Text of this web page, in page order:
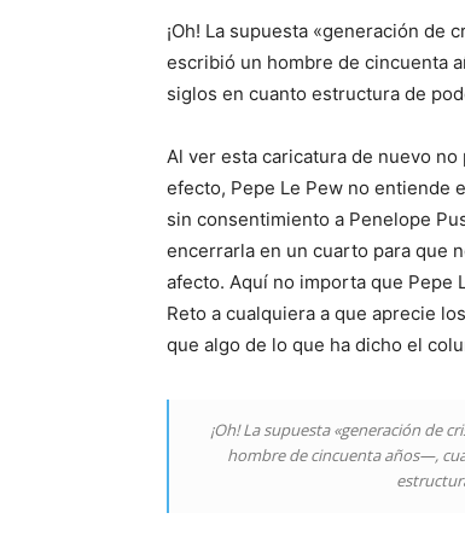
¡Oh! La supuesta «generación de
escribió un hombre de cincuenta
siglos en cuanto estructura de
Al ver esta caricatura de nuevo
efecto, Pepe Le Pew no entiende
sin consentimiento a Penelope
encerrarla en un cuarto para que
afecto. Aquí no importa que Pepe
Reto a cualquiera a que aprecie
que algo de lo que ha dicho el
¡Oh! La supuesta «generación de
hombre de cincuenta años—,